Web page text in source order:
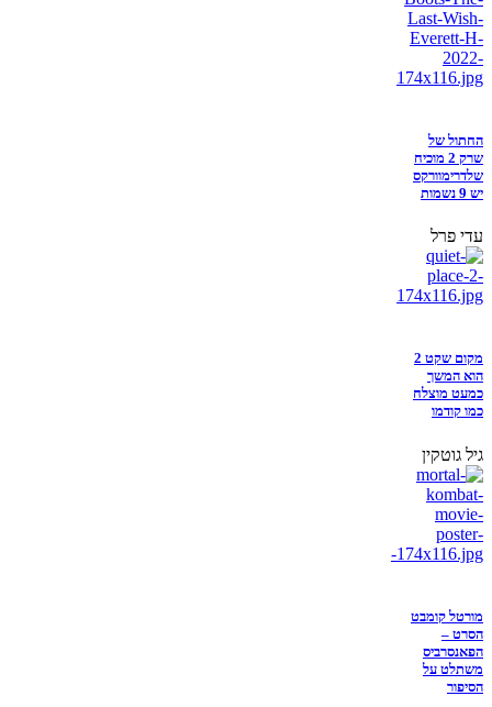
החתול של
שרק 2 מוכיח
שלדרימוורקס
יש 9 נשמות
עדי פרל
מקום שקט 2
הוא המשך
כמעט מוצלח
כמו קודמו
גיל גוטקין
מורטל קומבט
הסרט –
הפאנסרביס
משתלט על
הסיפור